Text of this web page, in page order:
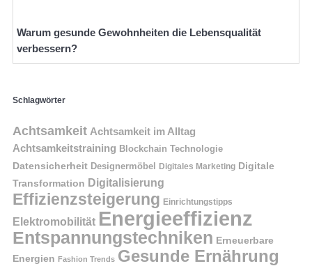
Warum gesunde Gewohnheiten die Lebensqualität
verbessern?
Schlagwörter
Achtsamkeit Achtsamkeit im Alltag
Achtsamkeitstraining Blockchain Technologie
Datensicherheit Designermöbel Digitales Marketing Digitale
Transformation Digitalisierung
Effizienzsteigerung Einrichtungstipps
Elektromobilität Energieeffizienz
Entspannungstechniken Erneuerbare
Energien Fashion Trends Gesunde Ernährung